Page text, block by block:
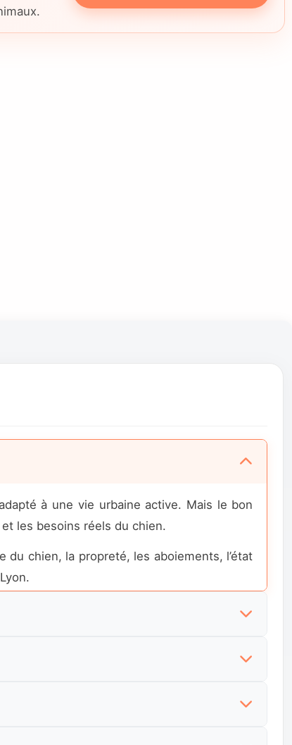
à une vie urbaine active. Mais le bon
les besoins réels du chien.
du chien, la propreté, les aboiements, l’état
l’âge, le prix, l’identification, la santé, le